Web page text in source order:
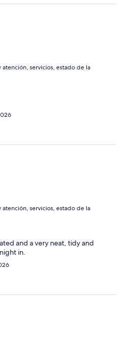
atención, servicios, estado de la
atención, servicios, estado de la
and a very neat, tidy and
in.